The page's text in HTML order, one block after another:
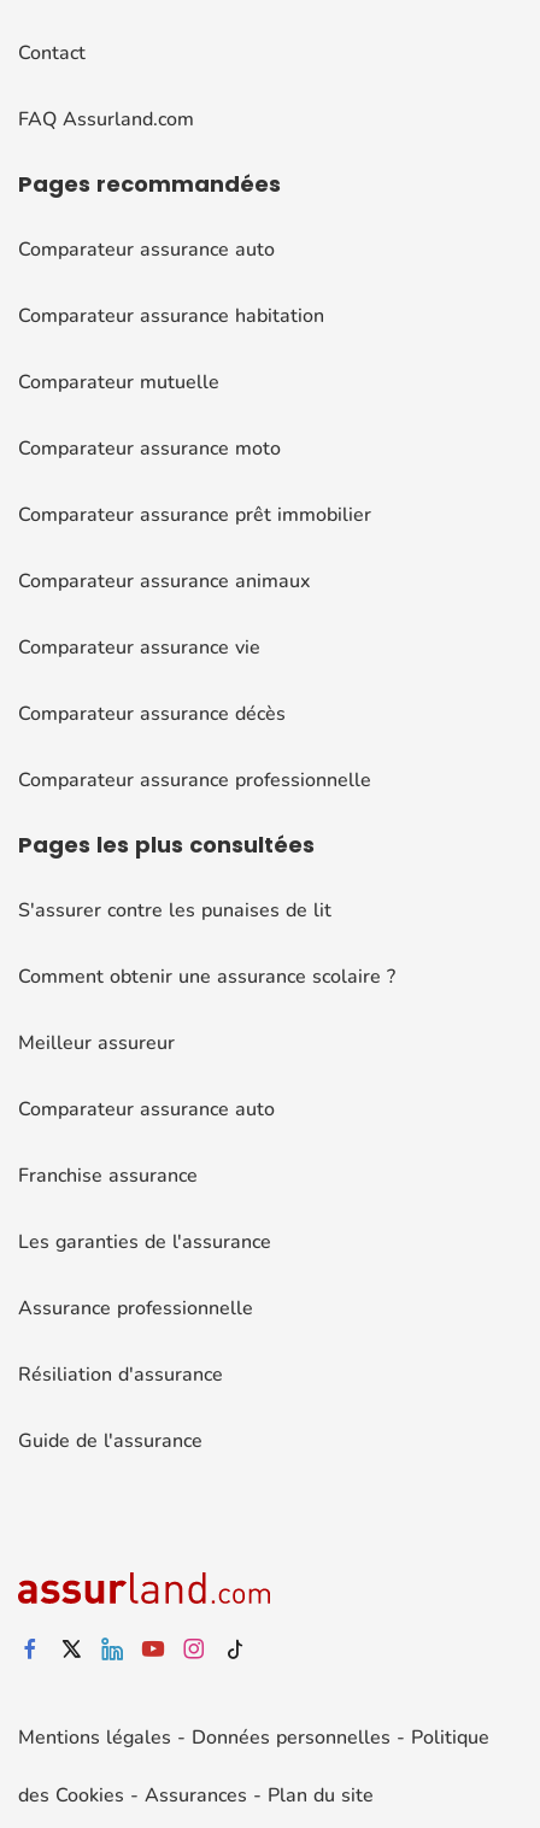
Contact
FAQ Assurland.com
Pages recommandées
Comparateur assurance auto
Comparateur assurance habitation
Comparateur mutuelle
Comparateur assurance moto
Comparateur assurance prêt immobilier
Comparateur assurance animaux
Comparateur assurance vie
Comparateur assurance décès
Comparateur assurance professionnelle
Pages les plus consultées
S'assurer contre les punaises de lit
Comment obtenir une assurance scolaire ?
Meilleur assureur
Comparateur assurance auto
Franchise assurance
Les garanties de l'assurance
Assurance professionnelle
Résiliation d'assurance
Guide de l'assurance
Mentions légales - Données personnelles - Politique
des Cookies - Assurances - Plan du site